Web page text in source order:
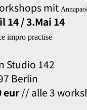
mit
14 / 3.Mai 14
impro practise
Studio 142
Berlin
eur// alle 3